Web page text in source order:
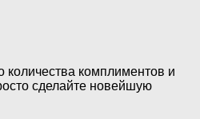
комплиментов и
сделайте новейшую